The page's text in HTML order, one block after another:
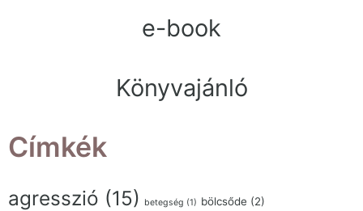
e-book
Könyvajánló
Címkék
agresszió (15) betegség (1) bölcsőde (2)